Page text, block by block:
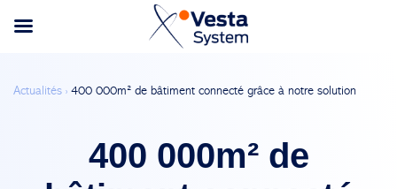
Actualités › 400 000m² de bâtiment connecté grâce à notre solution
400 000m² de